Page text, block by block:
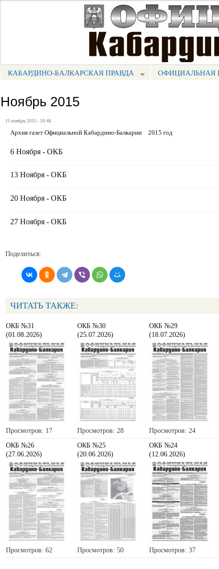
МЕНЮ КБП
КАБАРДИНО-БАЛКАРСКАЯ ПРАВДА ОФИЦИАЛЬНАЯ
Ноябрь 2015
15 ноября, 2015 - 10:46
Архив газет Официальной Кабардино-Балкарии 2015 год
6 Ноября - ОКБ
13 Ноября - ОКБ
20 Ноября - ОКБ
27 Ноября - ОКБ
Поделиться:
ЧИТАТЬ ТАКЖЕ:
ОКБ №31
(01.08.2026)
Просмотров: 17
ОКБ №30
(25.07.2026)
Просмотров: 28
ОКБ №29
(18.07.2026)
Просмотров: 24
ОКБ №26
(27.06.2026)
Просмотров: 62
ОКБ №25
(20.06.2026)
Просмотров: 50
ОКБ №24
(12.06.2026)
Просмотров: 37